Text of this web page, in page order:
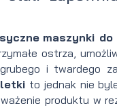
maszynki
ostrza,
i twardego
to jednak nie
produktu w